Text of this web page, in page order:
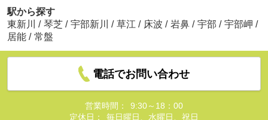
駅から探す
東新川
/ 琴芝 / 宇部新川 / 草江 / 床波 / 岩鼻 / 宇部 / 宇部岬 /
居能 / 常盤
電話でお問い合わせ
営業時間：
9:30～18：00
定休日：
毎日曜日、水曜日、祝日